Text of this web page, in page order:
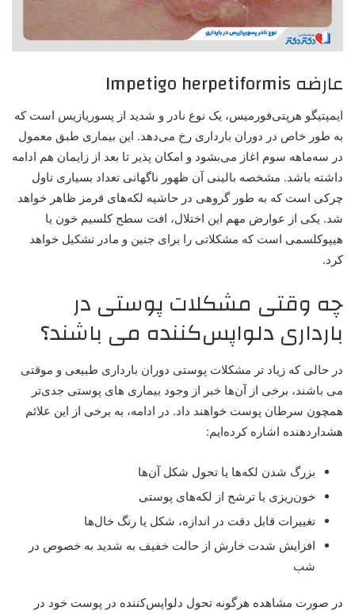
عارضه Impetigo herpetiformis
ایمپتیگو هرپتی‌فورمیس، یک نوع نادر و شدید از پسوریازیس است که
به طور خاص در دوران بارداری رخ می‌دهد. این بیماری طبق معمول
در سه‌ماهه سوم اغاز می‌بشود و امکان پذیر تا بعد از زایمان هم ادامه
داشته باشد. مشخصه بالینی آن ظهور ناگهانی تعداد بسیاری تاول
چرکی است که به طور گروهی در حاشیه لکه‌های قرمز ظاهر خواهد
شد. یکی از عوارض مهم این اختلال، افت سطح کلسیم خون یا
هیپوکلسمی است که مشکلاتی را برای جنین و مادر تشکیل خواهد
کرد.
چه وقتی مشکلات پوستی در
بارداری دلواپس‌کننده می باشند؟
در حالی که زیاد تر مشکلات پوستی دوران بارداری طبیعی و موقتی
می باشند، برخی از آن‌ها خبر از وجود بیماری های پوستی جدی‌تر
همچون سرطان پوست خواهند داد. در ادامه، به برخی از این علائم
هشداردهنده اشاره کرده‌ایم:
بزرگ‌ شدن لکه‌ها یا تحول شکل آن‌ها
خون‌ریزی یا ترشح از لکه‌های پوستی
تغییرات قابل دقت در اندازه، شکل یا رنگ خال‌ها
افزایش شدت خارش از حالت خفیف به شدید به خصوص در
شب
در صورت مشاهده هرگونه تحول دلواپس‌کننده در پوست خود در